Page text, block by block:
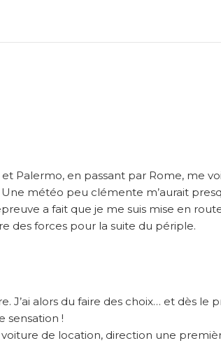
Palermo, en passant par Rome, me
Une météo peu clémente m’aurait
a fait que je me suis mise en
des forces pour la suite du périple.
J’ai alors du faire des choix… et dès le
sensation !
de location, direction une